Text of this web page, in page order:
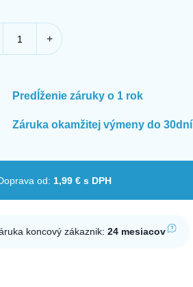
+
Predĺženie záruky o 1 rok
Záruka okamžitej výmeny do 30dní
od: 1,99 € s DPH
koncový zákaznik:24 mesiacov